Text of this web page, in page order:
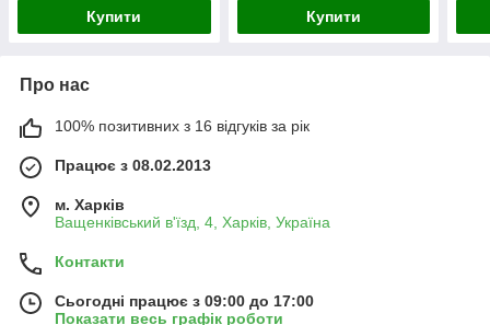
Купити Купити
Про нас
100% позитивних з 16 відгуків за рік
Працює з 08.02.2013
м. Харків
Ващенківський в'їзд, 4, Харків, Україна
Контакти
Сьогодні працює з 09:00 до 17:00
Показати весь графік роботи